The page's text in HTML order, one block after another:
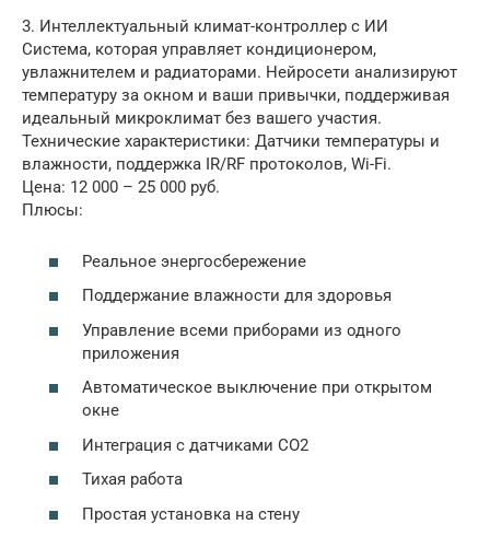
3. Интеллектуальный климат-контроллер с ИИ
Система, которая управляет кондиционером,
увлажнителем и радиаторами. Нейросети анализируют
температуру за окном и ваши привычки, поддерживая
идеальный микроклимат без вашего участия.
Технические характеристики: Датчики температуры и
влажности, поддержка IR/RF протоколов, Wi-Fi.
Цена: 12 000 – 25 000 руб.
Плюсы:
Реальное энергосбережение
Поддержание влажности для здоровья
Управление всеми приборами из одного
приложения
Автоматическое выключение при открытом
окне
Интеграция с датчиками CO2
Тихая работа
Простая установка на стену